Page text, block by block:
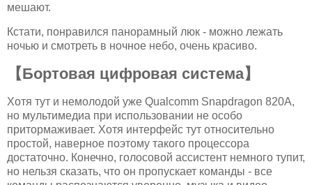
мешают.
Кстати, понравился панорамный люк - можно лежать
ночью и смотреть в ночное небо, очень красиво.
【Бортовая цифровая система】
Хотя тут и немолодой уже Qualcomm Snapdragon 820A,
но мультимедиа при использовании не особо
притормаживает. Хотя интерфейс тут относительно
простой, наверное поэтому такого процессора
достаточно. Конечно, голосовой ассистент немного тупит,
но нельзя сказать, что он пропускает команды - все